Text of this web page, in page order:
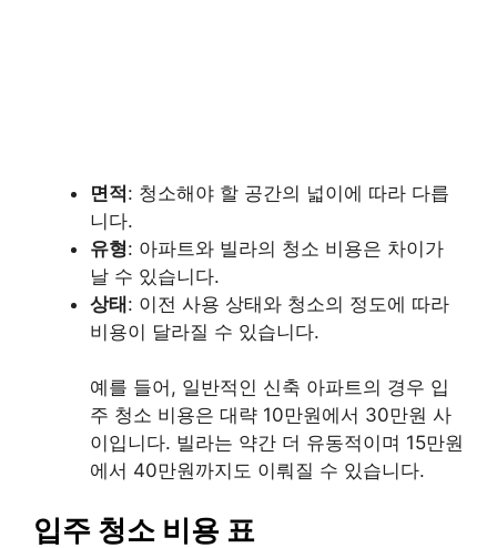
면적: 청소해야 할 공간의 넓이에 따라 다릅
니다.
유형: 아파트와 빌라의 청소 비용은 차이가
날 수 있습니다.
상태: 이전 사용 상태와 청소의 정도에 따라
비용이 달라질 수 있습니다.
예를 들어, 일반적인 신축 아파트의 경우 입
주 청소 비용은 대략 10만원에서 30만원 사
이입니다. 빌라는 약간 더 유동적이며 15만원
에서 40만원까지도 이뤄질 수 있습니다.
입주 청소 비용 표